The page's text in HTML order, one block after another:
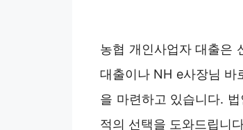
농협 개인사업자 대출은
대출이나 NH e사장님 바
을 마련하고 있습니다.
적의 선택을 도와드립니